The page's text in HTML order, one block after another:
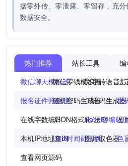
据零外传、零泄露、零留存，充
数据安全。
热门推荐 站长工具
微信聊天模拟器微信零钱模拟器文字转语音工
法
报名证件照处理随机密码生成器二维码生成器
世
在线字数统计JSON格式化/压缩
Base64编码/
图
本机IP地址查询Unix时间戳转换图片取色器色
查看网页源码